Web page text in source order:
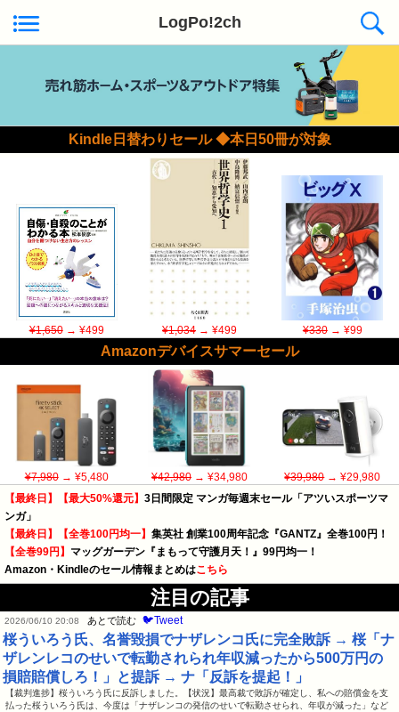
LogPo!2ch
Kindle日替わりセール ◆本日50冊が対象
¥1,650→ ¥499 ¥1,034→ ¥499 ¥330→ ¥99
Amazonデバイスサマーセール
¥7,980→ ¥5,480 ¥42,980→ ¥34,980 ¥39,980→ ¥29,980
【最終日】【最大50%還元】 3日間限定 マンガ毎週末セール「アツいスポーツマ
ンガ」
【最終日】【全巻100円均一】 集英社 創業100周年記念『GANTZ』全巻100円！
【全巻99円】 マッグガーデン『まもって守護月天！』99円均一！
Amazon・Kindleのセール情報まとめはこちら
注目の記事
2026/06/10 20:08 あとで読む 🐦Tweet
桜ういろう氏、名誉毀損でナザレンコ氏に完全敗訴 → 桜「ナ
ザレンレコのせいで転勤されられ年収減ったから500万円の
損賠賠償しろ！」と提訴 → ナ「反訴を提起！」
【裁判進捗】桜ういろう氏に反訴しました。【状況】最高裁で敗訴が確定し、私への賠償金を支
払った桜ういろう氏は、今度は「ナザレンコの発信のせいで転勤させられ、年収が減った」など